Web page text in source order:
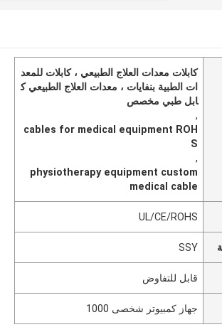
كابلات معدات العلاج الطبيعي ، كابلات للمعد
ات الطبية بنفايات ، معدات العلاج الطبيعي ك
ابل طبي مخصص
,
cables for medical equipment ROH
S
,
physiotherapy equipment custom
medical cable
UL/CE/ROHS
SSY
قابل للتفاوض
جهاز كمبيوتر شخصى 1000